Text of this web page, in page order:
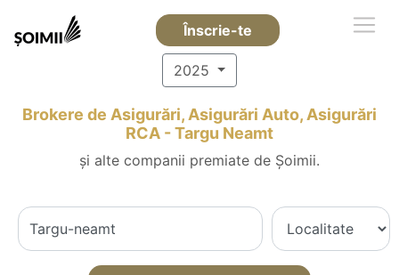
Înscrie-te
2025
Brokere de Asigurări, Asigurări Auto, Asigurări
RCA - Targu Neamt
și alte companii premiate de Șoimii.